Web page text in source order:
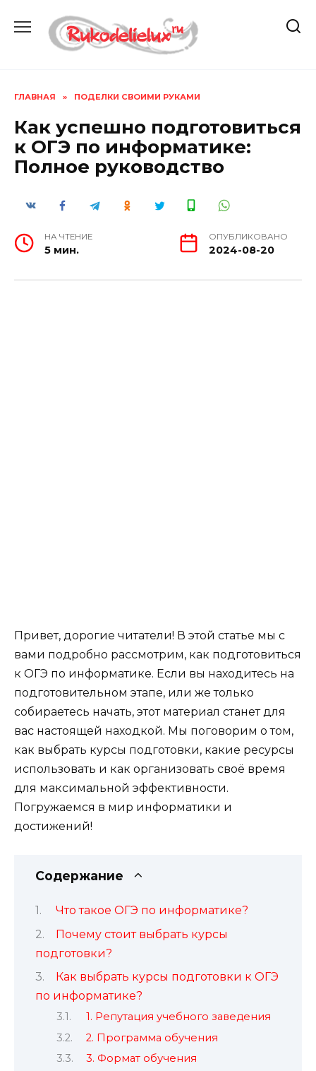
содержанию
ГЛАВНАЯ » ПОДЕЛКИ СВОИМИ РУКАМИ
Как успешно подготовиться
к ОГЭ по информатике:
Полное руководство
НА ЧТЕНИЕ
5 мин.
ОПУБЛИКОВАНО
2024-08-20
Привет, дорогие читатели! В этой статье мы с
вами подробно рассмотрим, как подготовиться
к ОГЭ по информатике. Если вы находитесь на
подготовительном этапе, или же только
собираетесь начать, этот материал станет для
вас настоящей находкой. Мы поговорим о том,
как выбрать курсы подготовки, какие ресурсы
использовать и как организовать своё время
для максимальной эффективности.
Погружаемся в мир информатики и
достижений!
Содержание
Что такое ОГЭ по информатике?
Почему стоит выбрать курсы
подготовки?
Как выбрать курсы подготовки к ОГЭ
по информатике?
1. Репутация учебного заведения
2. Программа обучения
3. Формат обучения